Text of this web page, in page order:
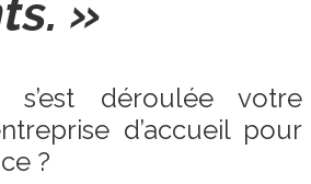
»
s’est déroulée votre
d’accueil pour
?